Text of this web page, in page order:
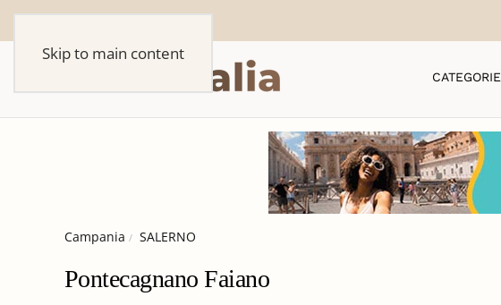
Skip to main content
CATEGORIE
Campania SALERNO
Pontecagnano Faiano